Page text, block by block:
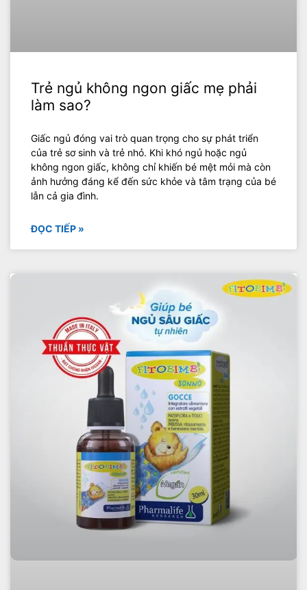
Trẻ ngủ không ngon giấc mẹ phải
làm sao?
Giấc ngủ đóng vai trò quan trọng cho sự phát triển
của trẻ sơ sinh và trẻ nhỏ. Khi khó ngủ hoặc ngủ
không ngon giấc, không chỉ khiến bé mệt mỏi mà còn
ảnh hưởng đáng kể đến sức khỏe và tâm trạng của bé
lẫn cả gia đình.
ĐỌC TIẾP »